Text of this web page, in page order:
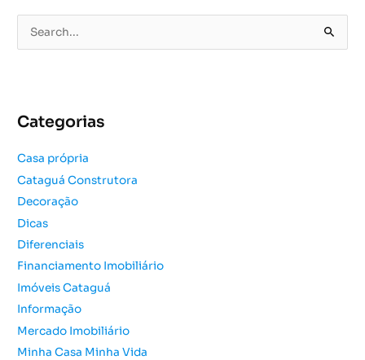
e
i
a
r
p
o
r
:
Categorias
Casa própria
Cataguá Construtora
Decoração
Dicas
Diferenciais
Financiamento Imobiliário
Imóveis Cataguá
Informação
Mercado Imobiliário
Minha Casa Minha Vida